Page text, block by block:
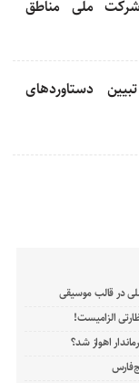
شرکت ملی مناطق
دستاوردهای
در قالب موسیقی
الزامیست!
اهواز شد؟